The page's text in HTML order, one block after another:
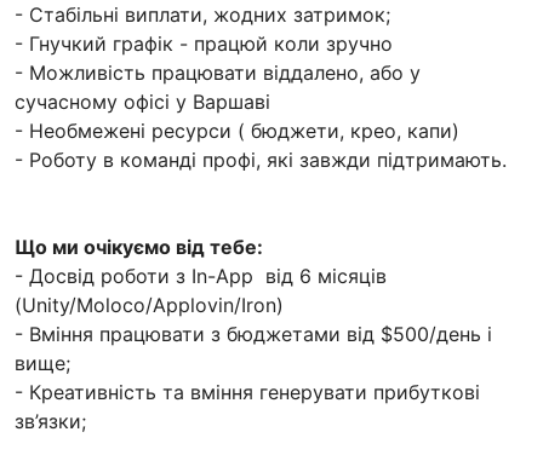
- Стабільні виплати, жодних затримок;
- Гнучкий графік - працюй коли зручно
- Можливість працювати віддалено, або у
сучасному офісі у Варшаві
- Необмежені ресурси ( бюджети, крео, капи)
- Роботу в команді профі, які завжди підтримають.
Що ми очікуємо від тебе:
- Досвід роботи з In-App від 6 місяців
(Unity/Moloco/Applovin/Iron)
- Вміння працювати з бюджетами від $500/день і
вище;
- Креативність та вміння генерувати прибуткові
зв’язки;